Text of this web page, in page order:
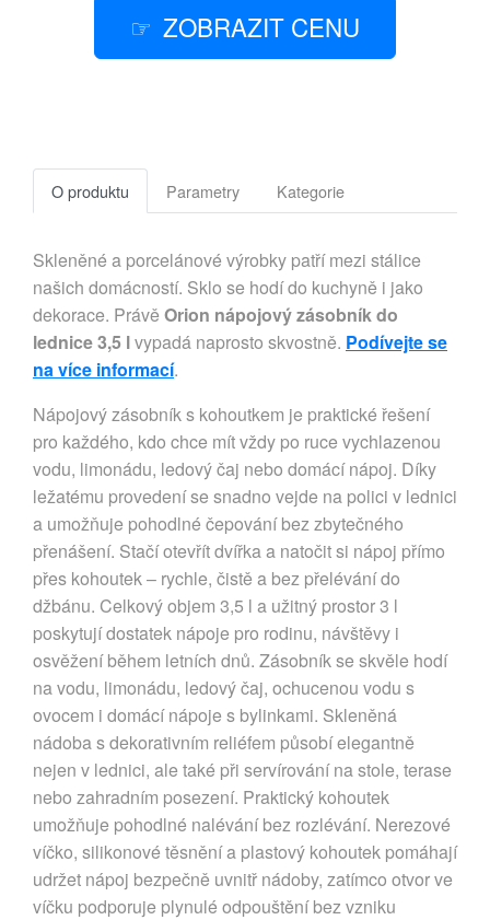
ZOBRAZIT CENU
O produktu Parametry Kategorie
Skleněné a porcelánové výrobky patří mezi stálice
našich domácností. Sklo se hodí do kuchyně i jako
dekorace. Právě Orion nápojový zásobník do
lednice 3,5 lvypadá naprosto skvostně. Podívejte se
na více informací.
Nápojový zásobník s kohoutkem je praktické řešení
pro každého, kdo chce mít vždy po ruce vychlazenou
vodu, limonádu, ledový čaj nebo domácí nápoj. Díky
ležatému provedení se snadno vejde na polici v lednici
a umožňuje pohodlné čepování bez zbytečného
přenášení. Stačí otevřít dvířka a natočit si nápoj přímo
přes kohoutek – rychle, čistě a bez přelévání do
džbánu. Celkový objem 3,5 l a užitný prostor 3 l
poskytují dostatek nápoje pro rodinu, návštěvy i
osvěžení během letních dnů. Zásobník se skvěle hodí
na vodu, limonádu, ledový čaj, ochucenou vodu s
ovocem i domácí nápoje s bylinkami. Skleněná
nádoba s dekorativním reliéfem působí elegantně
nejen v lednici, ale také při servírování na stole, terase
nebo zahradním posezení. Praktický kohoutek
umožňuje pohodlné nalévání bez rozlévání. Nerezové
víčko, silikonové těsnění a plastový kohoutek pomáhají
udržet nápoj bezpečně uvnitř nádoby, zatímco otvor ve
víčku podporuje plynulé odpouštění bez vzniku